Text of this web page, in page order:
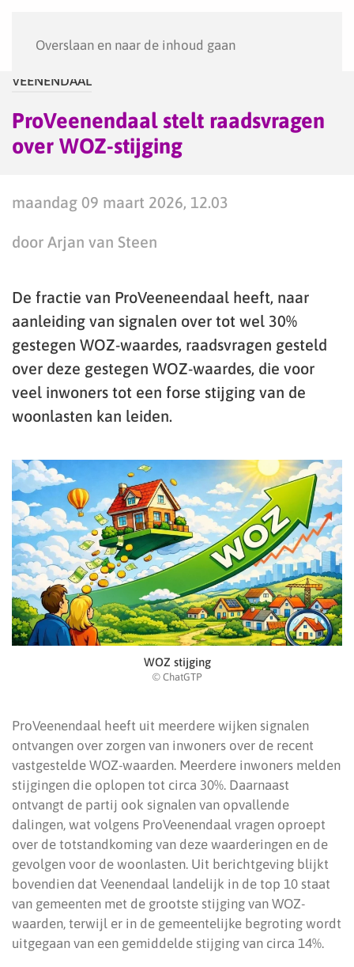
Overslaan en naar de inhoud gaan
VEENENDAAL
ProVeenendaal stelt raadsvragen
over WOZ-stijging
maandag 09 maart 2026, 12.03
door Arjan van Steen
De fractie van ProVeeneendaal heeft, naar
aanleiding van signalen over tot wel 30%
gestegen WOZ-waardes, raadsvragen gesteld
over deze gestegen WOZ-waardes, die voor
veel inwoners tot een forse stijging van de
woonlasten kan leiden.
WOZ stijging
© ChatGTP
ProVeenendaal heeft uit meerdere wijken signalen
ontvangen over zorgen van inwoners over de recent
vastgestelde WOZ-waarden. Meerdere inwoners melden
stijgingen die oplopen tot circa 30%. Daarnaast
ontvangt de partij ook signalen van opvallende
dalingen, wat volgens ProVeenendaal vragen oproept
over de totstandkoming van deze waarderingen en de
gevolgen voor de woonlasten. Uit berichtgeving blijkt
bovendien dat Veenendaal landelijk in de top 10 staat
van gemeenten met de grootste stijging van WOZ-
waarden, terwijl er in de gemeentelijke begroting wordt
uitgegaan van een gemiddelde stijging van circa 14%.